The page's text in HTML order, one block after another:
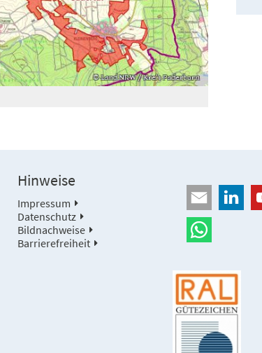
Hinweise
Impressum
Datenschutz
Bildnachweise
Barrierefreiheit